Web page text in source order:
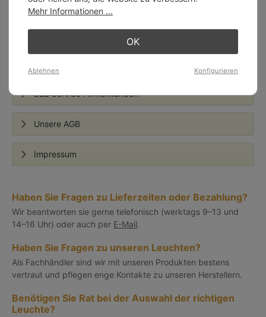
Bezahlungsweise
Kontakt
B2B Service Firmenkunden
Unsere AGB
Impressum
Haben Sie Fragen zu Lieferzeiten oder Bezahlung?
Wir beantworten sie gerne telefonisch (werktags 9–13 und
14–16 Uhr) oder auch per E-Mail.
Haben Sie Fragen zu unseren Leuchten?
Als Fachhändler sind wir mit unseren Produkten bestens
vertraut und pflegen enge Kontakte zu unseren Herstellern.
Benötigen Sie Rat bei der Auswahl der richtigen
Leuchte?
Mehr Informationen ...
OK
Ablehnen Konfigurieren